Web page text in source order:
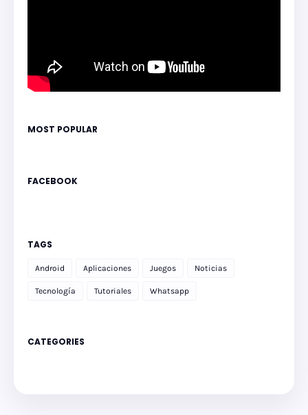
MOST POPULAR
FACEBOOK
TAGS
Android Aplicaciones Juegos Noticias
Tecnología Tutoriales Whatsapp
CATEGORIES